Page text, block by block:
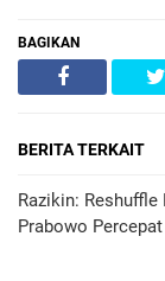
BAGIKAN
BERITA TERKAIT
Razikin:
Prabowo